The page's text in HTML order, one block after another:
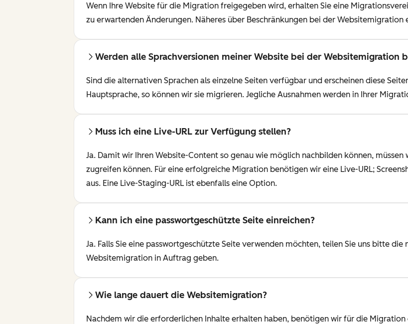
Wenn Ihre Website für die Migration freigegeben wird, erhalten Sie eine
zu erwartenden Änderungen. Näheres über Beschränkungen bei der Websitemigration
Werden alle Sprachversionen meiner Website bei der Websitemigration
Sind die alternativen Sprachen als einzelne Seiten verfügbar und erscheinen diese
Hauptsprache, so können wir sie migrieren. Jegliche Ausnahmen werden in Ihrer
Muss ich eine Live-URL zur Verfügung stellen?
Ja. Damit wir Ihren Website-Content so genau wie möglich nachbilden können,
zugreifen können. Für eine erfolgreiche Migration benötigen wir eine Live-URL;
aus. Eine Live-Staging-URL ist ebenfalls eine Option.
Kann ich eine passwortgeschützte Seite einreichen?
Ja. Falls Sie eine passwortgeschützte Seite verwenden möchten, teilen Sie uns bitte
Websitemigration in Auftrag geben.
Wie lange dauert die Websitemigration?
Nachdem wir die erforderlichen Inhalte erhalten haben, benötigen wir für die Migration